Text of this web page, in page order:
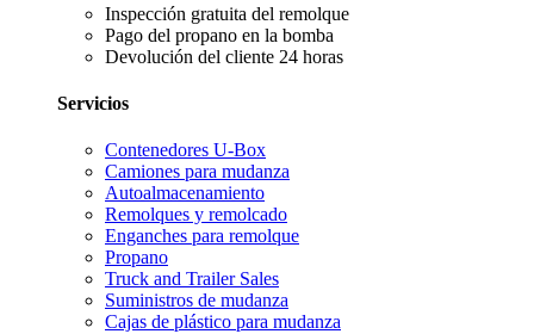
Inspección gratuita del remolque
Pago del propano en la bomba
Devolución del cliente 24 horas
Servicios
Contenedores U-Box
Camiones para mudanza
Autoalmacenamiento
Remolques y remolcado
Enganches para remolque
Propano
Truck and Trailer Sales
Suministros de mudanza
Cajas de plástico para mudanza